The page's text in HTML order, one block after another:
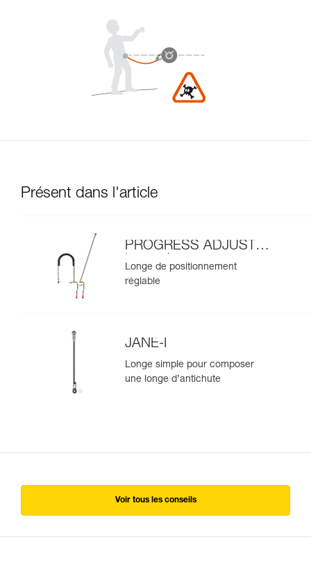
Présent dans l'article
PROGRESS ADJUST-I
longe de
positionnement
Longe de positionnement
réglable
JANE-I
Longe simple pour composer
une longe d’antichute
Voir tous les conseils